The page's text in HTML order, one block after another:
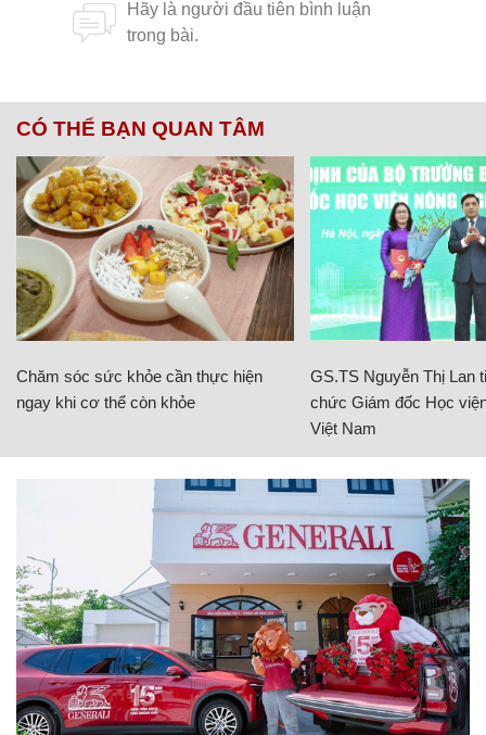
CÓ THỂ BẠN QUAN TÂM
Chăm sóc sức khỏe cần thực hiện
ngay khi cơ thể còn khỏe
GS.TS Nguyễn Thị Lan
chức Giám đốc Học
Việt Nam